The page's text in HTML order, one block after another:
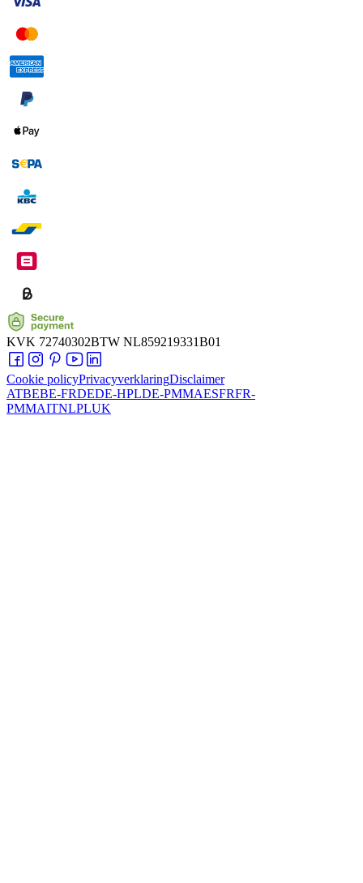
KVK 72740302BTW NL859219331B01
Cookie policyPrivacyverklaringDisclaimer
ATBEBE-FRDEDE-HPLDE-PMMAESFRFR-
PMMAITNLPLUK